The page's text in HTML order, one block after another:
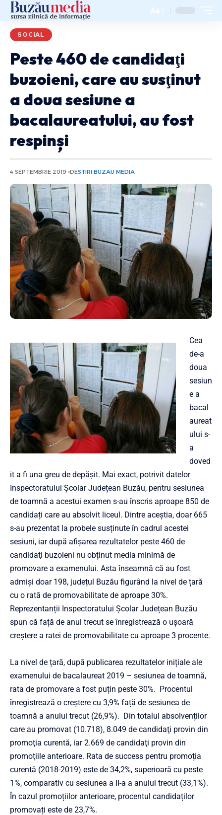
Aa
SOCIAL
Peste 460 de candidaţi
buzoieni, care au susţinut
a doua sesiune a
bacalaureatului, au fost
respinși
4 SEPTEMBRIE 2019 DESTIRI BUZAU MEDIA
Cea
de-a
doua
sesiun
e a
bacal
aureat
ului s-
a
doved
it a fi una greu de depășit. Mai exact, potrivit datelor
Inspectoratului Școlar Județean Buzău, pentru sesiunea
de toamnă a acestui examen s-au înscris aproape 850 de
candidați care au absolvit liceul. Dintre aceștia, doar 665
s-au prezentat la probele susținute în cadrul acestei
sesiuni, iar după afișarea rezultatelor peste 460 de
candidaţi buzoieni nu obținut media minimă de
promovare a examenului. Asta înseamnă că au fost
admiși doar 198, județul Buzău figurând la nivel de țară
cu o rată de promovabilitate de aproape 30%.
Reprezentanții Inspectoratului Școlar Județean Buzău
spun că față de anul trecut se înregistrează o ușoară
creștere a ratei de promovabilitate cu aproape 3 procente.
La nivel de țară, după publicarea rezultatelor inițiale ale
examenului de bacalaureat 2019 – sesiunea de toamnă,
rata de promovare a fost puțin peste 30%. Procentul
înregistrează o creștere cu 3,9% față de sesiunea de
toamnă a anului trecut (26,9%). Din totalul absolvenților
care au promovat (10.718), 8.049 de candidaţi provin din
promoţia curentă, iar 2.669 de candidaţi provin din
promoţiile anterioare. Rata de success pentru promoția
curentă (2018-2019) este de 34,2%, superioară cu peste
1%, comparativ cu sesiunea a II-a a anului trecut (33,1%).
În cazul promoțiilor anterioare, procentul candidaților
promovați este de 23,7%.